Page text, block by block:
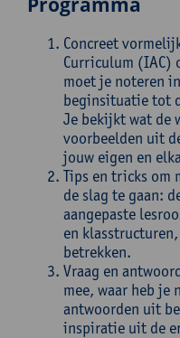
Concreet
Curriculum (IAC)
moet je noteren
beginsituatie tot
Je bekijkt wat
voorbeelden uit
jouw eigen en
Tips en tricks om
de slag te gaan:
aangepaste
en
betrekken.
Vraag en
mee, waar heb
antwoorden uit
inspiratie uit de